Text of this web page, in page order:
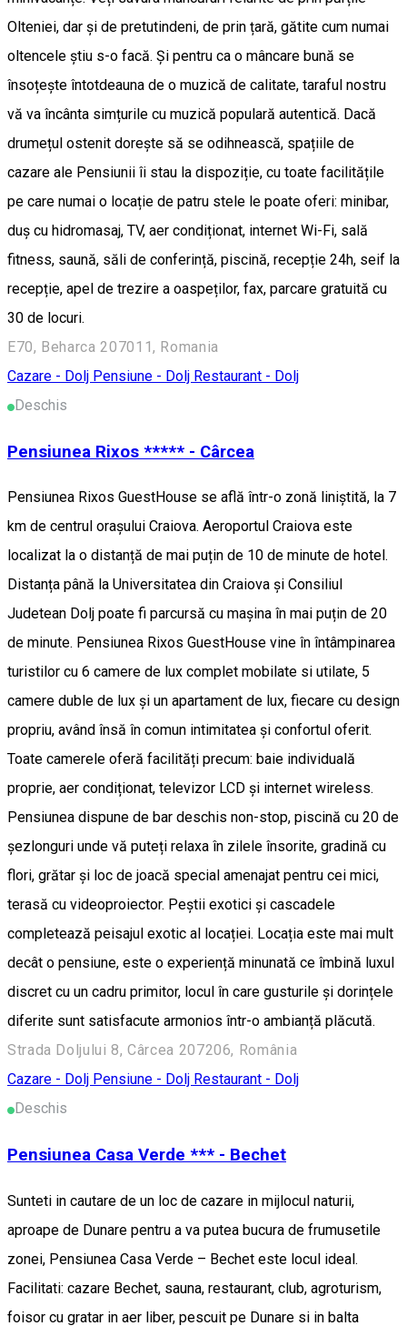
Olteniei, dar și de pretutindeni, de prin țară, gătite cum numai
oltencele știu s-o facă. Și pentru ca o mâncare bună se
însoțește întotdeauna de o muzică de calitate, taraful nostru
vă va încânta simțurile cu muzică populară autentică. Dacă
drumețul ostenit dorește să se odihnească, spațiile de
cazare ale Pensiunii îi stau la dispoziție, cu toate facilitățile
pe care numai o locație de patru stele le poate oferi: minibar,
duș cu hidromasaj, TV, aer condiționat, internet Wi-Fi, sală
fitness, saună, săli de conferință, piscină, recepție 24h, seif la
recepție, apel de trezire a oaspeților, fax, parcare gratuită cu
30 de locuri.
E70, Beharca 207011, Romania
Cazare - Dolj Pensiune - Dolj Restaurant - Dolj
Deschis
Pensiunea Rixos ***** - Cârcea
Pensiunea Rixos GuestHouse se află într-o zonă liniștită, la 7
km de centrul orașului Craiova. Aeroportul Craiova este
localizat la o distanță de mai puțin de 10 de minute de hotel.
Distanța până la Universitatea din Craiova și Consiliul
Judetean Dolj poate fi parcursă cu mașina în mai puțin de 20
de minute. Pensiunea Rixos GuestHouse vine în întâmpinarea
turistilor cu 6 camere de lux complet mobilate si utilate, 5
camere duble de lux și un apartament de lux, fiecare cu design
propriu, având însă în comun intimitatea și confortul oferit.
Toate camerele oferă facilități precum: baie individuală
proprie, aer condiționat, televizor LCD și internet wireless.
Pensiunea dispune de bar deschis non-stop, piscină cu 20 de
șezlonguri unde vă puteți relaxa în zilele însorite, gradină cu
flori, grătar și loc de joacă special amenajat pentru cei mici,
terasă cu videoproiector. Peștii exotici și cascadele
completează peisajul exotic al locației. Locația este mai mult
decât o pensiune, este o experiență minunată ce îmbină luxul
discret cu un cadru primitor, locul în care gusturile și dorințele
diferite sunt satisfacute armonios într-o ambianță plăcută.
Strada Doljului 8, Cârcea 207206, România
Cazare - Dolj Pensiune - Dolj Restaurant - Dolj
Deschis
Pensiunea Casa Verde *** - Bechet
Sunteti in cautare de un loc de cazare in mijlocul naturii,
aproape de Dunare pentru a va putea bucura de frumusetile
zonei, Pensiunea Casa Verde – Bechet este locul ideal.
Facilitati: cazare Bechet, sauna, restaurant, club, agroturism,
foisor cu gratar in aer liber, pescuit pe Dunare si in balta